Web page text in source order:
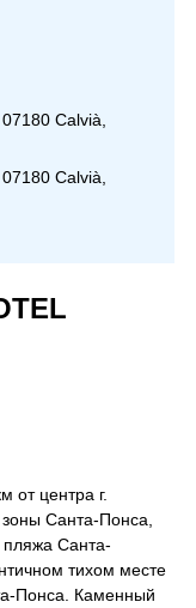
Calvià,
Calvià,
от центра г.
Санта-Понса,
пляжа Санта-
тихом месте
Понса. Каменный